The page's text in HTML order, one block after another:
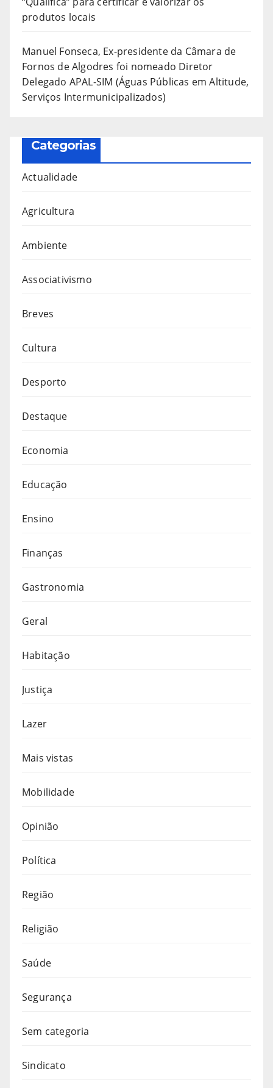
produtos locais
Manuel Fonseca, Ex-presidente da Câmara de
Fornos de Algodres foi nomeado Diretor
Delegado APAL-SIM (Águas Públicas em Altitude,
Serviços Intermunicipalizados)
Categorias
Actualidade
Agricultura
Ambiente
Associativismo
Breves
Cultura
Desporto
Destaque
Economia
Educação
Ensino
Finanças
Gastronomia
Geral
Habitação
Justiça
Lazer
Mais vistas
Mobilidade
Opinião
Política
Região
Religião
Saúde
Segurança
Sem categoria
Sindicato